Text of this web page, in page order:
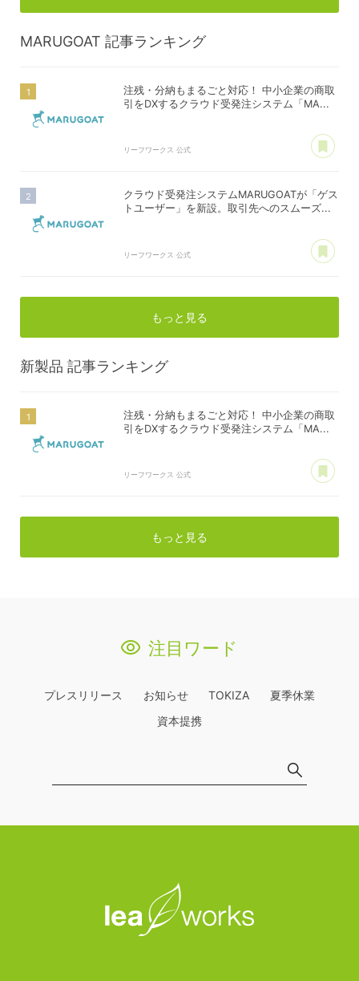
MARUGOAT 記事ランキング
注残・分納もまるごと対応！ 中小企業の商取
引をDXするクラウド受発注システム「MA...
リーフワークス 公式
クラウド受発注システムMARUGOATが「ゲス
トユーザー」を新設。取引先へのスムーズ...
リーフワークス 公式
もっと見る
新製品 記事ランキング
注残・分納もまるごと対応！ 中小企業の商取
引をDXするクラウド受発注システム「MA...
リーフワークス 公式
もっと見る
注目ワード
プレスリリース お知らせ TOKIZA
夏季休業
資本提携